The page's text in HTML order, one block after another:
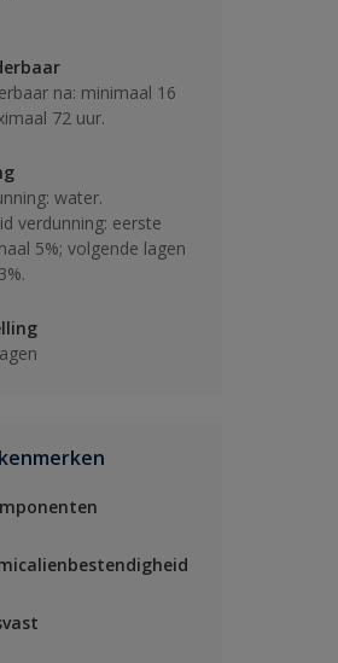
na: minimaal 16
72 uur.
water.
verdunning: eerste
5%; volgende lagen